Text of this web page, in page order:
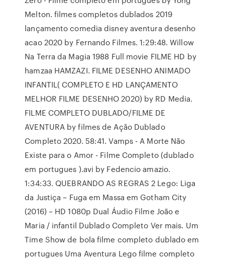
Melton. filmes completos dublados 2019
lançamento comedia disney aventura desenho
acao 2020 by Fernando Filmes. 1:29:48. Willow
Na Terra da Magia 1988 Full movie FILME HD by
hamzaa HAMZAZI. FILME DESENHO ANIMADO
INFANTIL( COMPLETO E HD LANÇAMENTO
MELHOR FILME DESENHO 2020) by RD Media.
FILME COMPLETO DUBLADO/FILME DE
AVENTURA by filmes de Ação Dublado
Completo 2020. 58:41. Vamps - A Morte Não
Existe para o Amor - Filme Completo (dublado
em portugues ).avi by Fedencio amazio.
1:34:33. QUEBRANDO AS REGRAS 2 Lego: Liga
da Justiça – Fuga em Massa em Gotham City
(2016) – HD 1080p Dual Áudio Filme João e
Maria / infantil Dublado Completo Ver mais. Um
Time Show de bola filme completo dublado em
portugues Uma Aventura Lego filme completo